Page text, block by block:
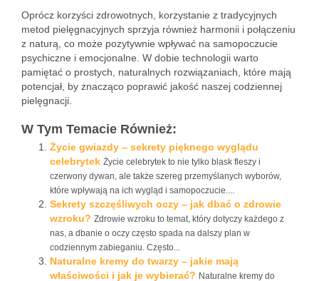
Oprócz korzyści zdrowotnych, korzystanie z tradycyjnych
metod pielęgnacyjnych sprzyja również harmonii i połączeniu
z naturą, co może pozytywnie wpływać na samopoczucie
psychiczne i emocjonalne. W dobie technologii warto
pamiętać o prostych, naturalnych rozwiązaniach, które mają
potencjał, by znacząco poprawić jakość naszej codziennej
pielęgnacji.
W Tym Temacie Również:
Życie gwiazdy – sekrety pięknego wyglądu
celebrytek Życie celebrytek to nie tylko blask fleszy i
czerwony dywan, ale także szereg przemyślanych wyborów,
które wpływają na ich wygląd i samopoczucie....
Sekrety szczęśliwych oczy – jak dbać o zdrowie
wzroku? Zdrowie wzroku to temat, który dotyczy każdego z
nas, a dbanie o oczy często spada na dalszy plan w
codziennym zabieganiu. Często...
Naturalne kremy do twarzy – jakie mają
właściwości i jak je wybierać? Naturalne kremy do